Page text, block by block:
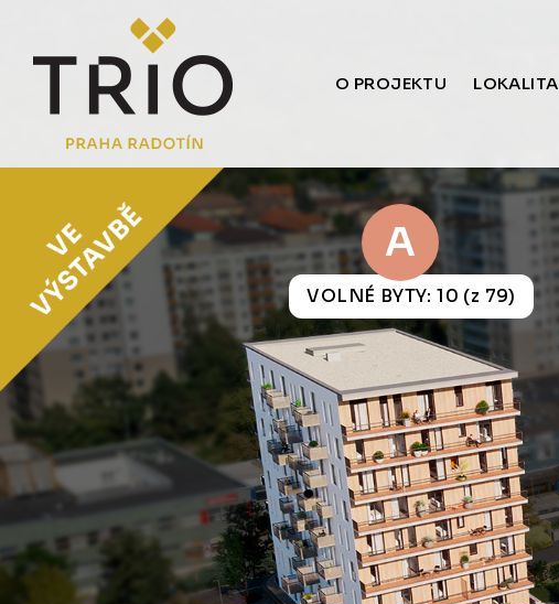
O PROJEKTU LOKALITA
A
VOLNÉ BYTY: 10 (z 79)